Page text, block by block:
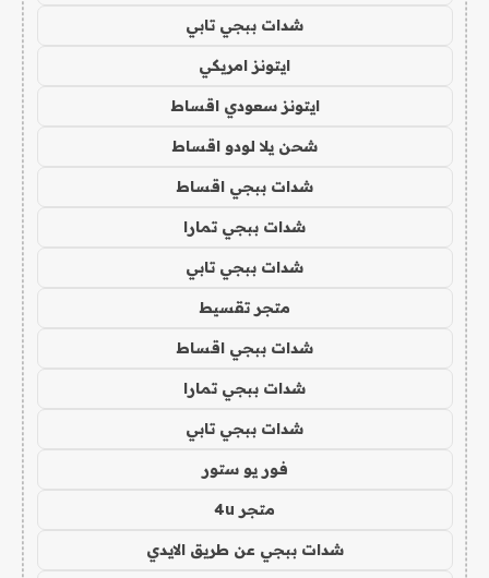
شدات ببجي تابي
ايتونز امريكي
ايتونز سعودي اقساط
شحن يلا لودو اقساط
شدات ببجي اقساط
شدات ببجي تمارا
شدات ببجي تابي
متجر تقسيط
شدات ببجي اقساط
شدات ببجي تمارا
شدات ببجي تابي
فور يو ستور
متجر 4u
شدات ببجي عن طريق الايدي